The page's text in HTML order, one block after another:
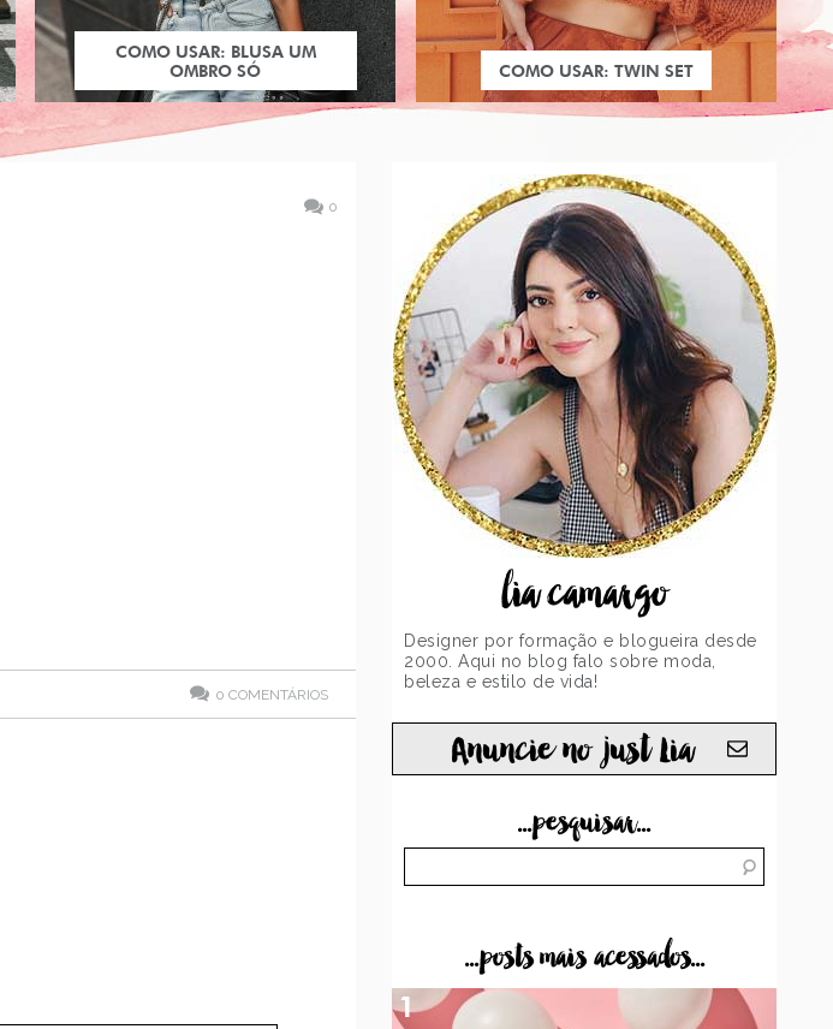
COMO USAR: BLUSA UM
OMBRO SÓ
COMO USAR: TWIN SET
0
0 COMENTÁRIOS
lia camargo
Designer por formação e blogueira desde
2000. Aqui no blog falo sobre moda,
beleza e estilo de vida!
Anuncie no just Lia
...pesquisar...
...posts mais acessados...
1